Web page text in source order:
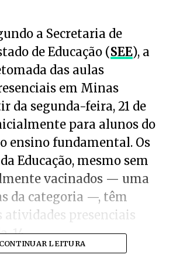
a Secretaria de
de Educação (SEE), a
das aulas
em Minas
da segunda-feira, 21 de
para alunos do
ensino fundamental. Os
Educação, mesmo sem
vacinados — uma
da categoria —, têm
atividades presenciais
14.
CONTINUAR LEITURA